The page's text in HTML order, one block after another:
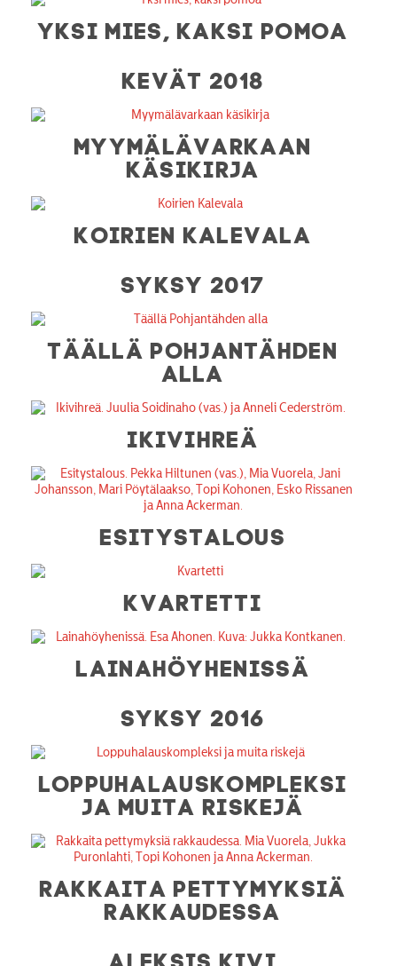
YKSI MIES, KAKSI POMOA
KEVÄT 2018
MYYMÄLÄVARKAAN
KÄSIKIRJA
KOIRIEN KALEVALA
SYKSY 2017
TÄÄLLÄ POHJANTÄHDEN
ALLA
IKIVIHREÄ
ESITYSTALOUS
KVARTETTI
LAINAHÖYHENISSÄ
SYKSY 2016
LOPPUHALAUSKOMPLEKSI
JA MUITA RISKEJÄ
RAKKAITA PETTYMYKSIÄ
RAKKAUDESSA
ALEKSIS KIVI